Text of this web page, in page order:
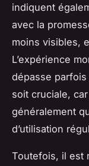
indiquent
avec la
moins visibles,
L’expérience
dépasse
soit cruciale,
généralement
d’utilisation
Toutefois, il est